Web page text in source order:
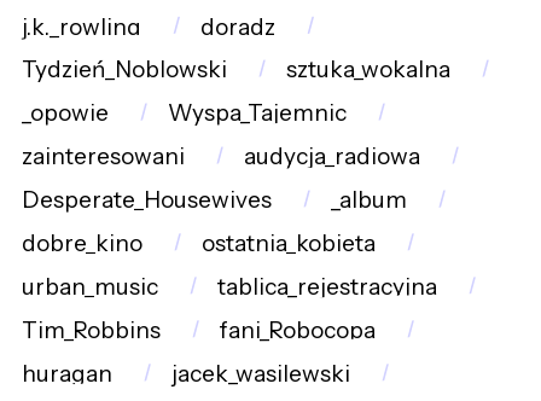
j.k._rowling
doradz
Tydzień_Noblowski
sztuka_wokalna
_opowie
Wyspa_Tajemnic
zainteresowani
audycja_radiowa
Desperate_Housewives
_album
dobre_kino
ostatnia_kobieta
urban_music
tablica_rejestracyjna
Tim_Robbins
fani_Robocopa
huragan
jacek_wasilewski